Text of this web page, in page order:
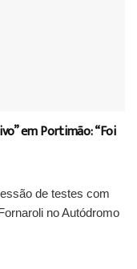
em Portimão: “Foi
de testes com
no Autódromo